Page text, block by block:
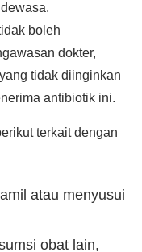
boleh
dokter,
tidak diinginkan
antibiotik ini.
terkait dengan
atau menyusui
obat lain,